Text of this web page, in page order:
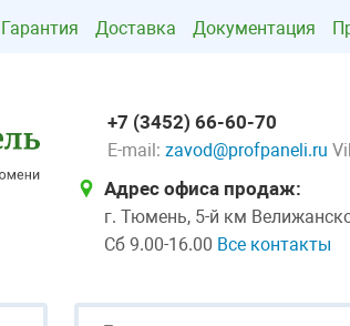
Гарантия Доставка Документация
+7 (3452) 66-60-70
E-mail: zavod@profpaneli.ru
Адрес офиса продаж:
г. Тюмень, 5-й км
Сб 9.00-16.00 Все контакты